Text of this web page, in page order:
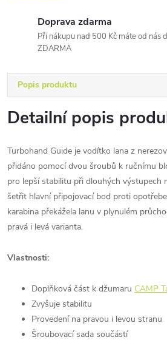
Doprava zdarma
Při nákupu nad 500 Kč máte od nás
ZDARMA
Popis produktu
Detailní popis
Turbohand Guide je vodítko lana z
přidáno pomocí dvou šroubů k ručnímu
pro lepší stabilitu při dlouhých výstupech
šetřit hlavní připojovací bod proti
karabina překážela lanu v plynulém
pravá i levá varianta.
Vlastnosti:
Doplňková část k džumaru CAMP
Zvyšuje stabilitu
Provedení na pravou i levou stranu
Šroubovací sada součástí